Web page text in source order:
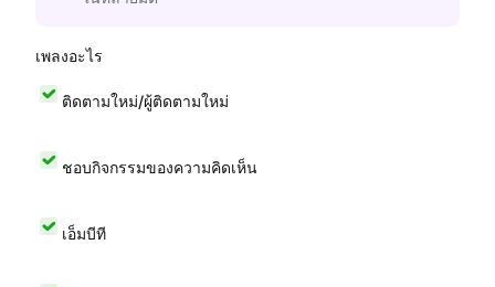
เพลงอะไร
ติดตามใหม่/ผู้ติดตามใหม่
ชอบกิจกรรมของความคิดเห็น
เอ็มบีที